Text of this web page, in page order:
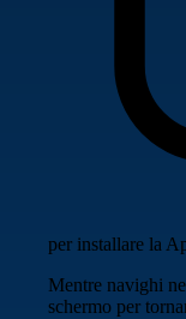
per installare la
Mentre navighi
schermo per